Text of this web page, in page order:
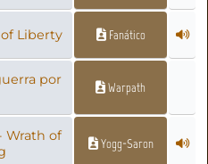
Liberty Fanático
por
Warpath
Wrath of
Yogg-Saron